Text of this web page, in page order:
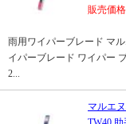
販売価
雨用ワイパーブレード マル
イパーブレード ワイパー
2...
マルエ